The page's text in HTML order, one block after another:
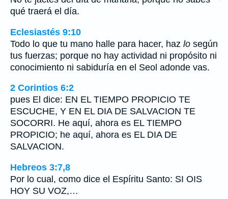
qué traerá el día.
Eclesiastés 9:10
Todo lo que tu mano halle para hacer, haz lo según
tus fuerzas; porque no hay actividad ni propósito ni
conocimiento ni sabiduría en el Seol adonde vas.
2 Corintios 6:2
pues El dice: EN EL TIEMPO PROPICIO TE
ESCUCHE, Y EN EL DIA DE SALVACION TE
SOCORRI. He aquí, ahora es EL TIEMPO
PROPICIO; he aquí, ahora es EL DIA DE
SALVACION.
Hebreos 3:7,8
Por lo cual, como dice el Espíritu Santo: SI OIS
HOY SU VOZ,…